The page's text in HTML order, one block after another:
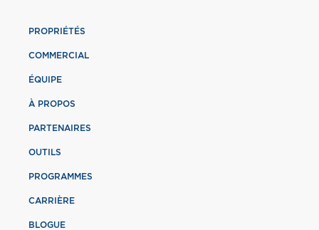
PROPRIÉTÉS
COMMERCIAL
ÉQUIPE
À PROPOS
PARTENAIRES
OUTILS
PROGRAMMES
CARRIÈRE
BLOGUE